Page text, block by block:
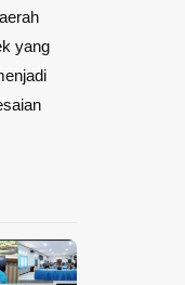
yang